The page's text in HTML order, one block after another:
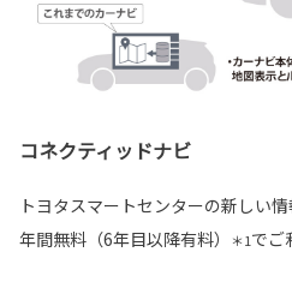
コネクティッドナビ
トヨタスマートセンターの新しい
年間無料（6年目以降有料）
＊1でご